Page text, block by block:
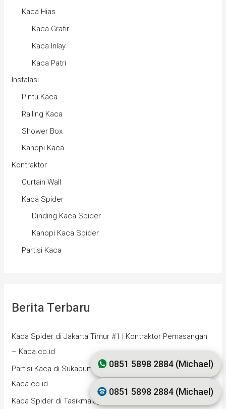
Kaca Hias
Kaca Grafir
Kaca Inlay
Kaca Patri
Instalasi
Pintu Kaca
Railing Kaca
Shower Box
Kanopi Kaca
Kontraktor
Curtain Wall
Kaca Spider
Dinding Kaca Spider
Kanopi Kaca Spider
Partisi Kaca
Berita Terbaru
Kaca Spider di Jakarta Timur #1 | Kontraktor Pemasangan
– Kaca.co.id
Partisi Kaca di Sukabumi #1 | Kontraktor Pemasangan –
Kaca.co.id
Kaca Spider di Tasikmalaya #1 | Kontraktor Pemasangan –
0851 5898 2884 (Michael)
0851 5898 2884 (Michael)